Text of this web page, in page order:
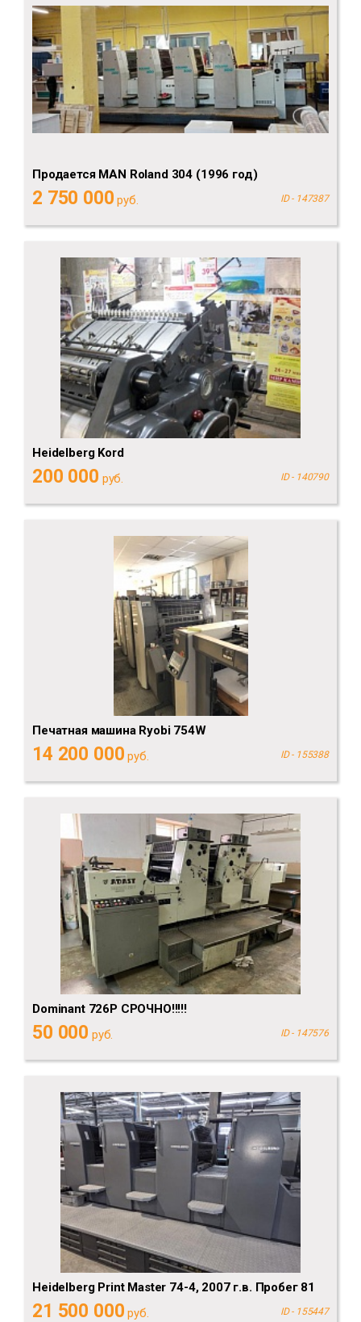
Продается MAN Roland 304 (1996 год)
2 750 000 руб. ID - 147387
Heidelberg Kord
200 000 руб. ID - 140790
Печатная машина Ryobi 754W
14 200 000 руб. ID - 155388
Dominant 726P СРОЧНО!!!!!
50 000 руб. ID - 147576
Heidelberg Print Master 74-4, 2007 г.в. Пробег 81
21 500 000 руб. ID - 155447